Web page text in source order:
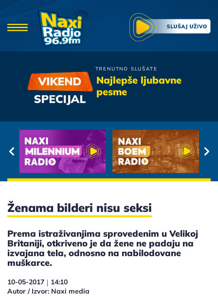
TRENUTNO SLUŠATE
Najlepše ljubavne
pesme
Djordje Balasevic
Ženama bilderi nisu seksi
Prema istraživanjima sprovedenim u Velikoj
Britaniji, otkriveno je da žene ne padaju na
izvajana tela, odnosno na nabilodovane
muškarce.
10-05-2017 | 14:10
Autor / Izvor: Naxi media